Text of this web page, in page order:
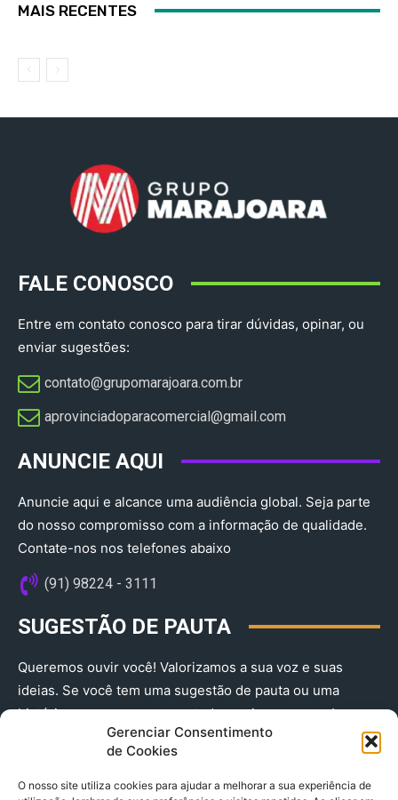
Gerenciar Consentimento
de Cookies
O nosso site utiliza cookies para ajudar a melhorar a sua experiência de
MAIS RECENTES
FALE CONOSCO
Entre em contato conosco para tirar dúvidas, opinar, ou
enviar sugestões:
contato@grupomarajoara.com.br
aprovinciadoparacomercial@gmail.com​
ANUNCIE AQUI
Anuncie aqui e alcance uma audiência global. Seja parte
do nosso compromisso com a informação de qualidade.
Contate-nos nos telefones abaixo
(91) 98224 - 3111
SUGESTÃO DE PAUTA
Queremos ouvir você! Valorizamos a sua voz e suas
ideias. Se você tem uma sugestão de pauta ou uma
história que merece ser contada, envie-nos agora!
(91) 98224 - 3111